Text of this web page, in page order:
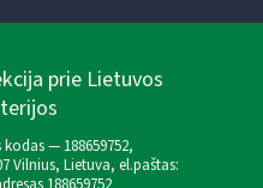
prie Lietuvos
— 188659752,
Vilnius, Lietuva, el.paštas: